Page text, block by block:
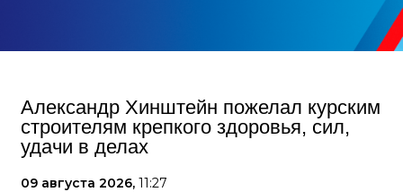
Александр Хинштейн пожелал курским
строителям крепкого здоровья, сил,
удачи в делах
09 августа 2026, 11:27